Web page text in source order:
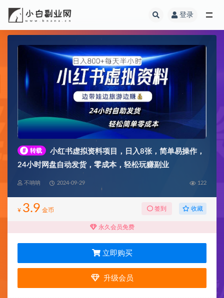
登录
# 转载
小红书虚拟资料项目，日入8张，简单易操作，
24小时网盘自动发货，零成本，轻松玩赚副业
不呐呐 2024-09-29 122
¥ 3.9 金币 签到 收藏
永久会员免费
立即购买
升级会员